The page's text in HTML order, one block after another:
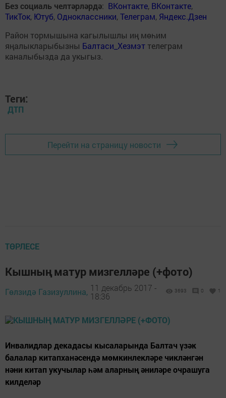
Без социаль челтәрләрдә: ВКонтакте, ВКонтакте,
ТикТок, Ютуб, Одноклассники,Телеграм, Яндекс.Дзен
Район тормышына кагылышлы иң мөһим
яңалыкларыбызны Балтаси_Хезмэт телеграм
каналыбызда да укыгыз.
Теги:
ДТП
Перейти на страницу новости
ТӨРЛЕСЕ
Кышның матур мизгелләре (+фото)
Гөлзидә Газизуллина, 11 декабрь 2017 -
18:36
3693 0 1
Инвалидлар декадасы кысаларында Балтач үзәк
балалар китапханәсендә мөмкинлекләре чикләнгән
нәни китап укучылар һәм аларның әниләре очрашуга
килделәр